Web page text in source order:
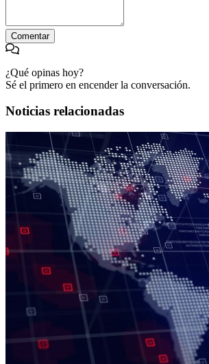
Comentar
¿Qué opinas hoy?
Sé el primero en encender la conversación.
Noticias relacionadas